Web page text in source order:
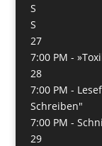
S
S
27
7:00 PM -
28
7:00 PM -
Schreiben"
7:00 PM -
29